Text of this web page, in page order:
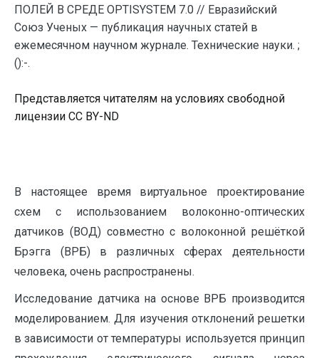
ПОЛЕЙ В СРЕДЕ OPTISYSTEM 7.0 // Евразийский
Союз Ученых — публикация научных статей в
ежемесячном научном журнале. Технические науки. ;
():-.
Представляется читателям на условиях свободной
лицензии CC BY-ND
В настоящее время виртуальное проектирование
схем с использованием волоконно-оптических
датчиков (ВОД) совместно с волоконной решёткой
Брэгга (ВРБ) в различных сферах деятельности
человека, очень распространены.
Исследование датчика на основе ВРБ производится
моделированием. Для изучения отклонений решетки
в зависимости от температуры используется принцип